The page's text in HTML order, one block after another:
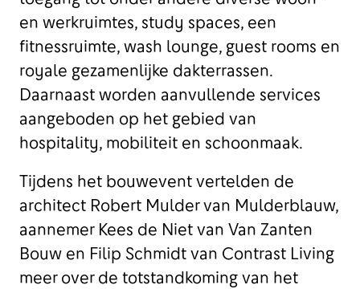
en werkruimtes, study spaces, een
fitnessruimte, wash lounge, guest rooms en
royale gezamenlijke dakterrassen.
Daarnaast worden aanvullende services
aangeboden op het gebied van
hospitality, mobiliteit en schoonmaak.
Tijdens het bouwevent vertelden de
architect Robert Mulder van Mulderblauw,
aannemer Kees de Niet van Van Zanten
Bouw en Filip Schmidt van Contrast Living
meer over de totstandkoming van het